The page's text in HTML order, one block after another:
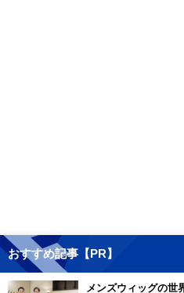
おすすめ記事【PR】
メンズウィッグの世